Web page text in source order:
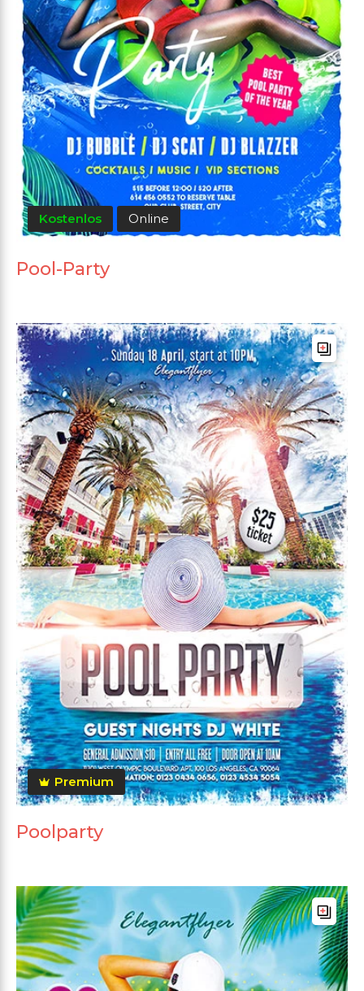
Kostenlos Online
Pool-Party
Premium
Poolparty